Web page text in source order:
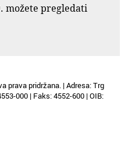
možete pregledati
prava pridržana. | Adresa: Trg
000 | Faks: 4552-600 | OIB: